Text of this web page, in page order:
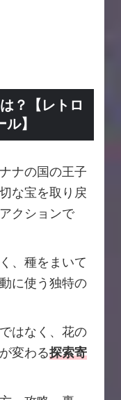
？【レトロ
】
ナの国の王子
な宝を取り戻
クションで
、種をまいて
に使う独特の
はなく、花の
変わる探索寄